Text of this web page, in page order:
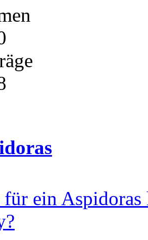
für ein